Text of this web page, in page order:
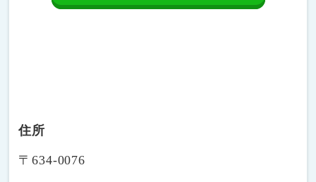
住所
〒634-0076